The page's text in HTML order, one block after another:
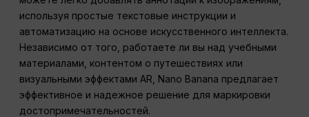
используя простые текстовые инструкции и
автоматизацию на основе искусственного интеллекта.
Независимо от того, работаете ли вы над учебными
материалами, контентом о путешествиях или
визуальными эффектами AR, Nano Banana предлагает
эффективное и надежное решение для маркировки
достопримечательностей.